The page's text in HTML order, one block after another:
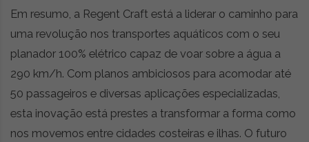
Em resumo, a Regent Craft está a liderar o caminho para
uma revolução nos transportes aquáticos com o seu
planador 100% elétrico capaz de voar sobre a água a
290 km/h. Com planos ambiciosos para acomodar até
50 passageiros e diversas aplicações especializadas,
esta inovação está prestes a transformar a forma como
nos movemos entre cidades costeiras e ilhas. O futuro